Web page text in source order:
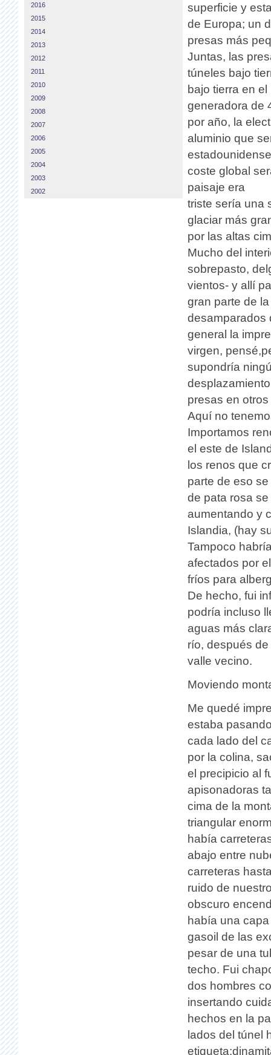
superficie y
de Europa; un
presas más
Juntas, las
túneles bajo
bajo tierra en
generadora de
por año, la
aluminio que
coste global
paisaje era
triste sería una
glaciar más
por las altas
Mucho del
sobrepasto,
vientos- y allí
gran parte de
desamparados
general la
virgen,
supondría
presas en
Aquí no
Importamos
el este de
los renos que
parte de eso
de pata rosa
aumentando y
Islandia, (hay
Tampoco
afectados por
fríos para
De hecho, fui
podría incluso
aguas más
río, después
valle vecino.
Moviendo
Me quedé
estaba
cada lado del
por la colina,
el precipicio al
apisonadoras
cima de la
triangular
había
abajo entre
carreteras
ruido de
obscuro
había una
gasoil de las
pesar de una
techo. Fui
dos hombres
insertando
hechos en la
lados del túnel
2016
2015
2014
2013
2012
2011
2010
2009
2008
2007
2006
2005
2004
2003
2002